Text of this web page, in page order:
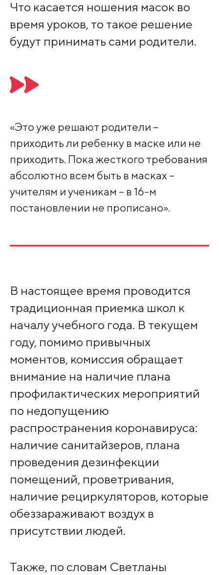
Что касается ношения масок во
время уроков, то такое решение
будут принимать сами родители.
«Это уже решают родители –
приходить ли ребенку в маске или не
приходить. Пока жесткого требования
абсолютно всем быть в масках –
учителям и ученикам – в 16-м
постановлении не прописано».
В настоящее время проводится
традиционная приемка школ к
началу учебного года. В текущем
году, помимо привычных
моментов, комиссия обращает
внимание на наличие плана
профилактических мероприятий
по недопущению
распространения коронавируса:
наличие санитайзеров, плана
проведения дезинфекции
помещений, проветривания,
наличие рециркуляторов, которые
обеззараживают воздух в
присутствии людей.
Также, по словам Светланы